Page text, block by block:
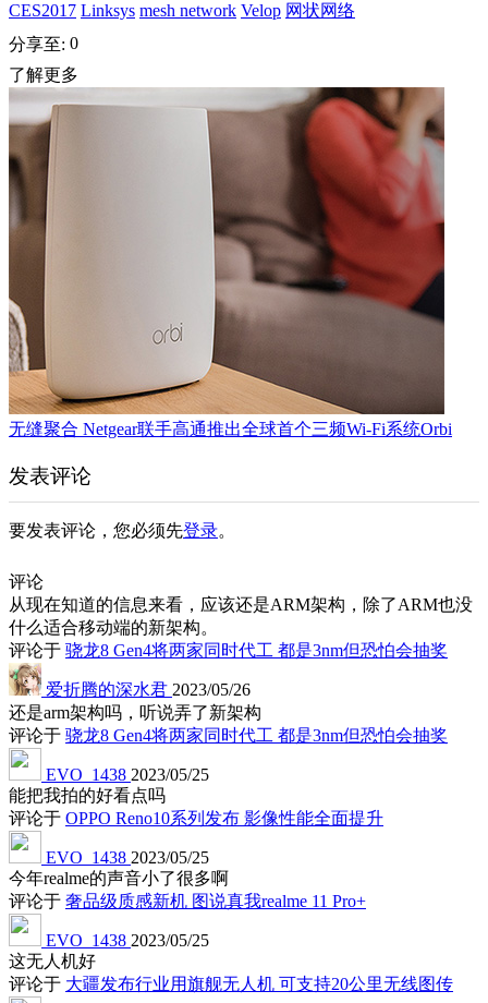
CES2017 Linksys mesh network Velop 网状网络
分享至: 0
了解更多
无缝聚合 Netgear联手高通推出全球首个三频Wi-Fi系统Orbi
发表评论
要发表评论，您必须先登录。
评论
从现在知道的信息来看，应该还是ARM架构，除了ARM也没
什么适合移动端的新架构。
评论于 骁龙8 Gen4将两家同时代工 都是3nm但恐怕会抽奖
爱折腾的深水君 2023/05/26
还是arm架构吗，听说弄了新架构
评论于 骁龙8 Gen4将两家同时代工 都是3nm但恐怕会抽奖
EVO_1438 2023/05/25
能把我拍的好看点吗
评论于 OPPO Reno10系列发布 影像性能全面提升
EVO_1438 2023/05/25
今年realme的声音小了很多啊
评论于 奢品级质感新机 图说真我realme 11 Pro+
EVO_1438 2023/05/25
这无人机好
评论于 大疆发布行业用旗舰无人机 可支持20公里无线图传